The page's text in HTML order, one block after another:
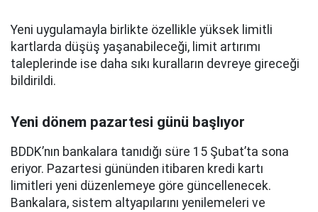
Yeni uygulamayla birlikte özellikle yüksek limitli
kartlarda düşüş yaşanabileceği, limit artırımı
taleplerinde ise daha sıkı kuralların devreye gireceği
bildirildi.
Yeni dönem pazartesi günü başlıyor
BDDK’nın bankalara tanıdığı süre 15 Şubat’ta sona
eriyor. Pazartesi gününden itibaren kredi kartı
limitleri yeni düzenlemeye göre güncellenecek.
Bankalara, sistem altyapılarını yenilemeleri ve